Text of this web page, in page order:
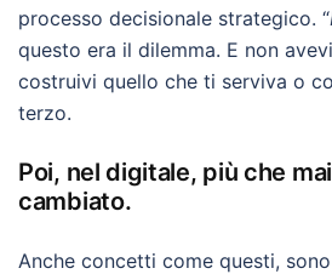
processo decisionale strategico. “
questo era il dilemma. E non
costruivi quello che ti serviva o
terzo.
Poi, nel digitale, più che
cambiato.
Anche concetti come questi,